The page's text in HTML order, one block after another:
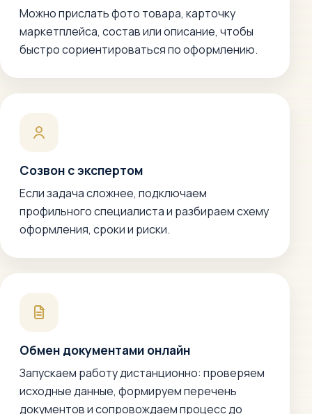
Можно прислать фото товара, карточку
маркетплейса, состав или описание, чтобы
быстро сориентироваться по оформлению.
Созвон с экспертом
Если задача сложнее, подключаем
профильного специалиста и разбираем схему
оформления, сроки и риски.
Обмен документами онлайн
Запускаем работу дистанционно: проверяем
исходные данные, формируем перечень
документов и сопровождаем процесс до